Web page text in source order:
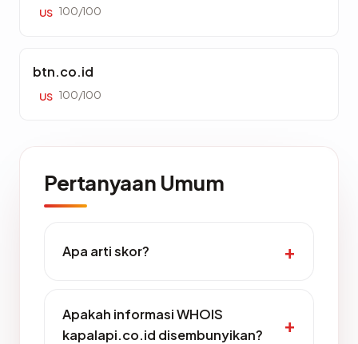
US 100/100
btn.co.id
US 100/100
Pertanyaan Umum
Apa arti skor?
Apakah informasi WHOIS
kapalapi.co.id disembunyikan?